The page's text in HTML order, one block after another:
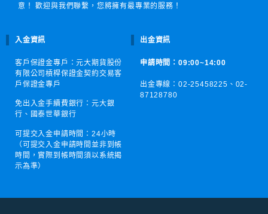
意！ 歡迎與我們聯繫，您將擁有最專業的服務！
入金資訊
客戶保證金專戶：元大期貨股份
有限公司槓桿保證金契約交易客
戶保證金專戶
免出入金手續費銀行：元大銀
行、國泰世華銀行
可提交入金申請時間：24小時
（可提交入金申請時間並非到帳
時間，實際到帳時間須以系統揭
示為準）
出金資訊
申請時間：09:00~14:00
出金專線：02-25458225、 02-
87128780